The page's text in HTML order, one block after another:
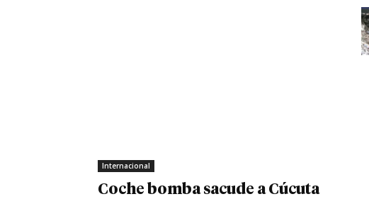
Internacional
Coche bomba sacude a Cúcuta